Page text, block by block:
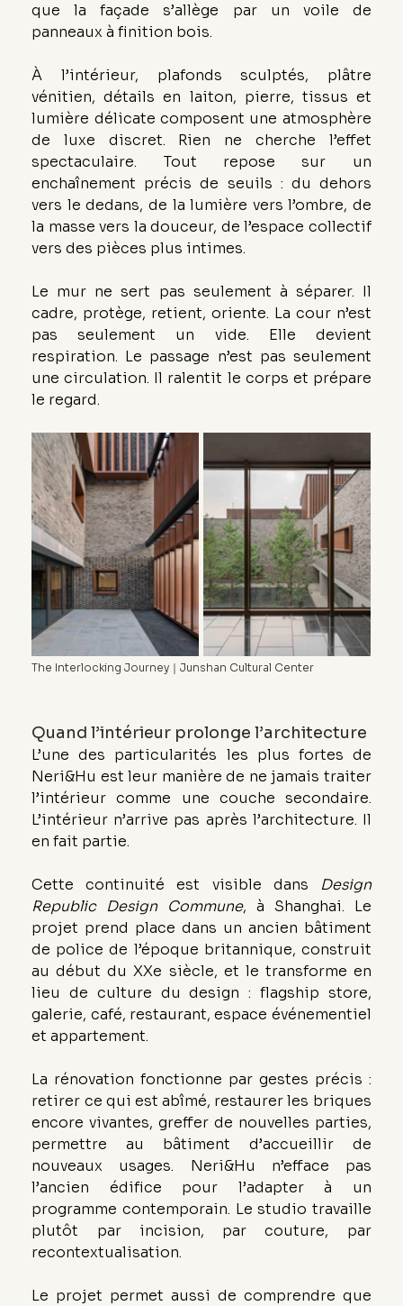
que la façade s’allège par un voile de
panneaux à finition bois.
À l’intérieur, plafonds sculptés, plâtre
vénitien, détails en laiton, pierre, tissus et
lumière délicate composent une atmosphère
de luxe discret. Rien ne cherche l’effet
spectaculaire. Tout repose sur un
enchaînement précis de seuils : du dehors
vers le dedans, de la lumière vers l’ombre, de
la masse vers la douceur, de l’espace collectif
vers des pièces plus intimes.
Le mur ne sert pas seulement à séparer. Il
cadre, protège, retient, oriente. La cour n’est
pas seulement un vide. Elle devient
respiration. Le passage n’est pas seulement
une circulation. Il ralentit le corps et prépare
le regard.
The Interlocking Journey｜Junshan Cultural Center
Quand l’intérieur prolonge l’architecture
L’une des particularités les plus fortes de
Neri&Hu est leur manière de ne jamais traiter
l’intérieur comme une couche secondaire.
L’intérieur n’arrive pas après l’architecture. Il
en fait partie.
Cette continuité est visible dans
Design
Republic Design Commune, à Shanghai. Le
projet prend place dans un ancien bâtiment
de police de l’époque britannique, construit
au début du XXe siècle, et le transforme en
lieu de culture du design : flagship store,
galerie, café, restaurant, espace événementiel
et appartement.
La rénovation fonctionne par gestes précis :
retirer ce qui est abîmé, restaurer les briques
encore vivantes, greffer de nouvelles parties,
permettre au bâtiment d’accueillir de
nouveaux usages. Neri&Hu n’efface pas
l’ancien édifice pour l’adapter à un
programme contemporain. Le studio travaille
plutôt par incision, par couture, par
recontextualisation.
Le projet permet aussi de comprendre que